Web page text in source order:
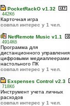
PocketRackO v1.32
442Кб
Карточная игра
совпал интерес у 1 чел.
NetRemote Music v1.1
4914Кб
Программа для
дистанционного управления
цифровыми медиаплеерами
настольного ПК
совпал интерес у 1 чел.
Exspenses Control v2.3
718Кб
Инструмент учета личных
расходов
совпал интерес у 1 чел.